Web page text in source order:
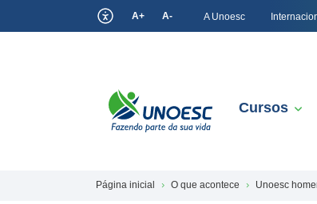
A+ A- A Unoesc
Cursos
Página inicial O que acontece Unoesc